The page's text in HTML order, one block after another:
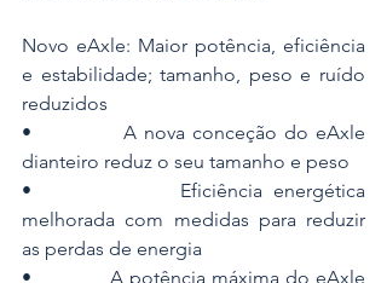
Novo eAxle: Maior potência, eficiência
e estabilidade; tamanho, peso e ruído
reduzidos
•             A nova conceção do eAxle
dianteiro reduz o seu tamanho e peso
•             Eficiência energética
melhorada com medidas para reduzir
as perdas de energia
•             A potência máxima do eAxle